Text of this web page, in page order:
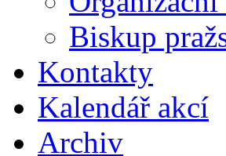
Biskup
Kontakty
Kalendář akcí
Archiv